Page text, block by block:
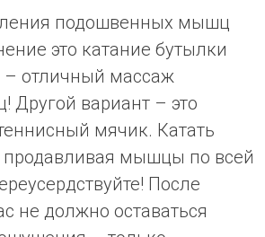
подошвенных мышц
это катание бутылки
– отличный массаж
Другой вариант – это
мячик. Катать
продавливая мышцы по всей
После
не должно оставаться